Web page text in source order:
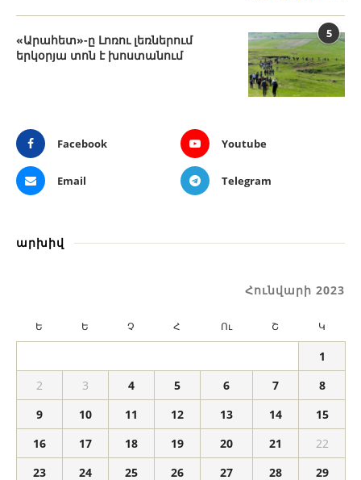
5
«Արահետ»-ը Լոռու լեռներում
երկօրյա տոն է խոստանում
Facebook Youtube
Email Telegram
արխիվ
Հունվարի 2023
Ե Ե Չ Հ Ու Շ Կ
1
2
3 4 5 6 7
8
9
10 11 12 13 14
15
16
17 18 19 20 21
22
23
24 25 26 27 28 29